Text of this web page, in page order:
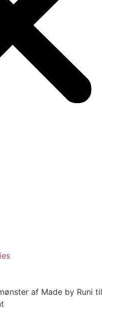
af Made by Runi til